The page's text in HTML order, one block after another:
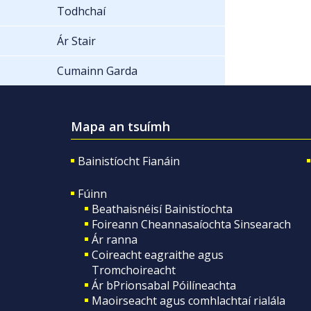
Todhchaí
Ár Stair
Cumainn Garda
Mapa an tsuímh
Bainistíocht Fianáin
Fúinn
Beathaisnéisí Bainistíochta
Foireann Cheannasaíochta Sinsearach
Ár ranna
Coireacht eagraithe agus
Tromchoireacht
Ár bPrionsabal Póilíneachta
Maoirseacht agus comhlachtaí rialála